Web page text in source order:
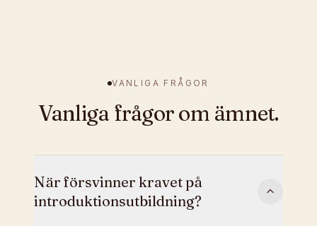
VANLIGA FRÅGOR
Vanliga frågor om ämnet.
När försvinner kravet på
introduktionsutbildning?